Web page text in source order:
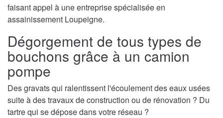
faisant appel à une entreprise spécialisée en
assainissement Loupeigne.
Dégorgement de tous types de
bouchons grâce à un camion
pompe
Des gravats qui ralentissent l'écoulement des eaux usées
suite à des travaux de construction ou de rénovation ? Du
tartre qui se dépose dans votre réseau ?